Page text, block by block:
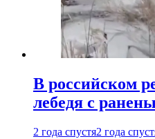
В российском
лебедя с
2 года спустя2 года